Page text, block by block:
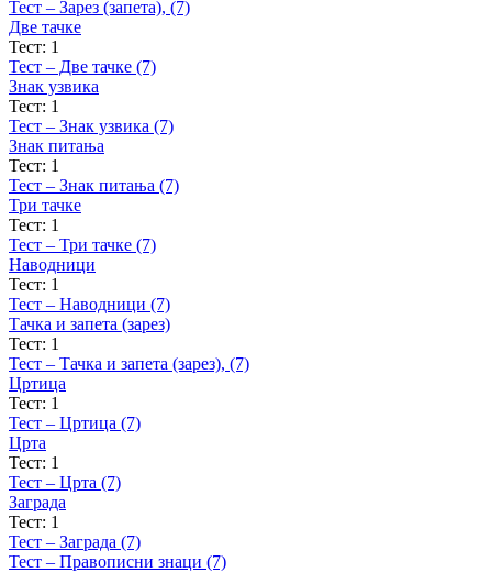
Тест – Зарез (запета), (7)
Две тачке
Тест: 1
Тест – Две тачке (7)
Знак узвика
Тест: 1
Тест – Знак узвика (7)
Знак питања
Тест: 1
Тест – Знак питања (7)
Три тачке
Тест: 1
Тест – Три тачке (7)
Наводници
Тест: 1
Тест – Наводници (7)
Тачка и запета (зарез)
Тест: 1
Тест – Тачка и запета (зарез), (7)
Цртица
Тест: 1
Тест – Цртица (7)
Црта
Тест: 1
Тест – Црта (7)
Заграда
Тест: 1
Тест – Заграда (7)
Тест – Правописни знаци (7)